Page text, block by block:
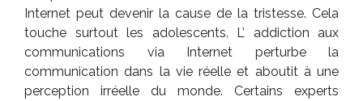
Internet peut devenir la cause de la tristesse. Cela
touche surtout les adolescents. L’ addiction aux
communications via Internet perturbe la
communication dans la vie réelle et aboutit à une
perception irréelle du monde. Certains experts